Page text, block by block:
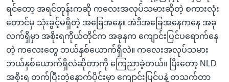
ရင်တော့ အရင်တုန်းကဆို ကလေးအလုပ်သမားဆိုတဲ့ စကားလုံး
တောင်မှ သုံးခွင့်မရှိတဲ့ အခြေအနေ။ အဲဒီအခြေအနေကနေ အခု
လက်ရှိမှာ အစိုးရကိုယ်တိုင်က အခုနက ကျောင်းပြင်ပရောက်နေ
တဲ့ ကလေးတွေ ဘယ်နှစ်ယောက်ရှိလဲ။ ကလေးအလုပ်သမား
ဘယ်နှစ်ယောက်ရှိလဲဆိုတာကို ကြေညာခဲ့တယ်။ ပြီးတော့ NLD
အစိုးရ တက်ပြီးတဲ့နောက်ပိုင်းမှာ ကျောင်းပြင်ပနဲ့ တသက်တာ